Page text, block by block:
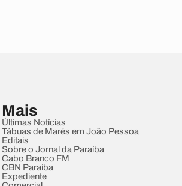
Mais
Últimas Notícias
Tábuas de Marés em João Pessoa
Editais
Sobre o Jornal da Paraíba
Cabo Branco FM
CBN Paraíba
Expediente